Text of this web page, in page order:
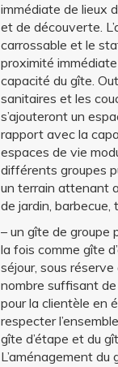
immédiate de lieux
et de découverte.
carrossable et le
proximité
capacité du gîte.
sanitaires et les
s’ajouteront un
rapport avec la
espaces de vie
différents groupes
un terrain attenant
de jardin, barbecue,
– un gîte de groupe
la fois comme gîte
séjour, sous réserve
nombre suffisant
pour la clientèle en
respecter
gîte d’étape et du
L’aménagement